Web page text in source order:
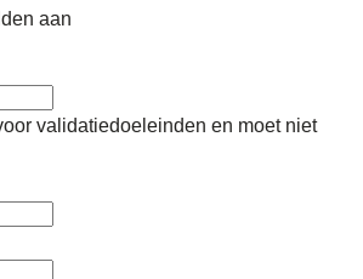
aan
validatiedoeleinden en moet niet